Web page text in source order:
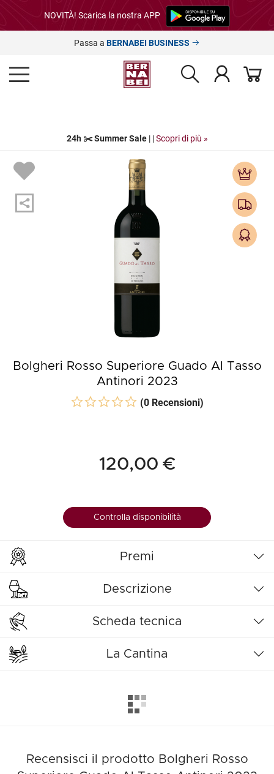
NOVITÀ! Scarica la nostra APP
Passa a BERNABEI BUSINESS
24h ✂️ Summer Sale| |Scopri di più »
Bolgheri Rosso Superiore Guado Al Tasso
Antinori 2023
(0 Recensioni)
120,00 €
Controlla disponibilità
Premi
Descrizione
Scheda tecnica
La Cantina
Recensisci il prodotto Bolgheri Rosso